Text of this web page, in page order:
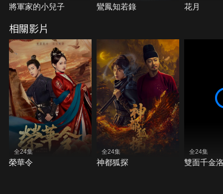
將軍家的小兒子 鸞鳳知若錄 花月
相關影片
全24集
榮華令
全24集
神都狐探
全24集
雙面千金